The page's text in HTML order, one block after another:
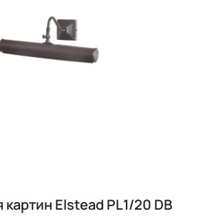
картин Elstead PL1/20 DB